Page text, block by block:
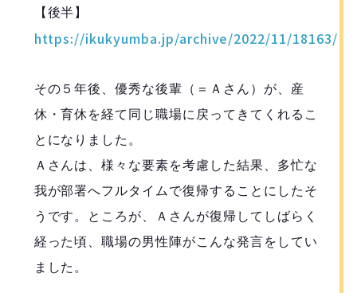
【後半】
https://ikukyumba.jp/archive/2022/11/18163/
その５年後、優秀な後輩（＝Ａさん）が、産
休・育休を経て同じ職場に戻ってきてくれるこ
とになりました。
Ａさんは、様々な要素を考慮した結果、多忙な
我が部署へフルタイムで復帰することにしたそ
うです。ところが、Ａさんが復帰してしばらく
経った頃、職場の男性陣がこんな発言をしてい
ました。